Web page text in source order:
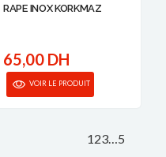
RAPE INOX KORKMAZ
65,00 DH
VOIR LE PRODUIT
123…5